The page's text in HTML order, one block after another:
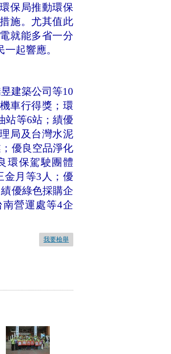
保局推動環保
施。尤其值此
就能多省一分
起響應。
建築公司等10
車行得獎；環
站等6站；績優
局及台灣水泥
優良空品淨化
環保駕駛團體
金月等3 人；優
優綠色採購企
營運處等4企
我要檢舉